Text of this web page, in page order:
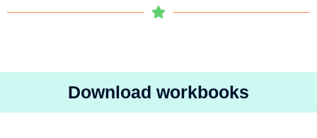
Download workbooks